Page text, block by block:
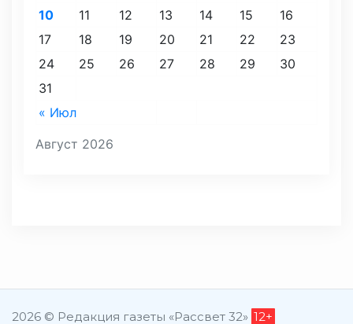
Август 2026
« Июл
10
11 12 13 14 15
16
17
18 19 20 21 22
23
24
25 26 27 28 29
30
31
2026 © Редакция газеты «Рассвет 32» 12+